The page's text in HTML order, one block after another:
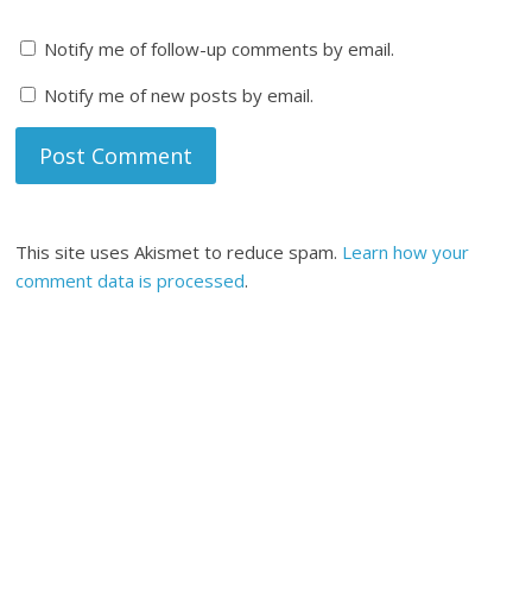
Notify me of follow-up comments by email.
Notify me of new posts by email.
This site uses Akismet to reduce spam. Learn how your
comment data is processed.